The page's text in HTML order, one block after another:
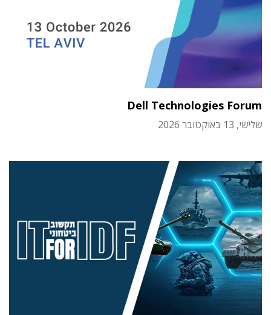
Dell Technologies Forum
שלישי, 13 באוקטובר 2026